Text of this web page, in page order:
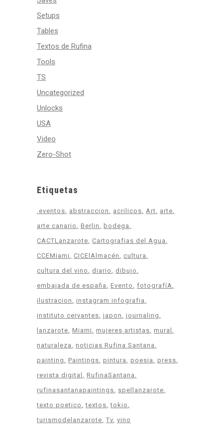
Setups
Tables
Textos de Rufina
Tools
TS
Uncategorized
Unlocks
USA
Video
Zero-Shot
Etiquetas
.eventos abstraccion acrilicos Art
arte
arte canario
Berlin
bodega
CACTLanzarote
Cartografias del Agua
CCEMiami
CICElAlmacén
cultura
cultura del vino
diario
dibujo
embajada de españa
Evento
fotografíA
ilustracion
instagram infografia
instituto cervantes japon
journaling
lanzarote Miami mujeres artistas mural
naturaleza
noticias Rufina Santana
painting
Paintings pintura poesia
press
revista digital
RufinaSantana
rufinasantanapaintings
spellanzarote
texto poetico
textos tokio
turismodelanzarote Tv vino